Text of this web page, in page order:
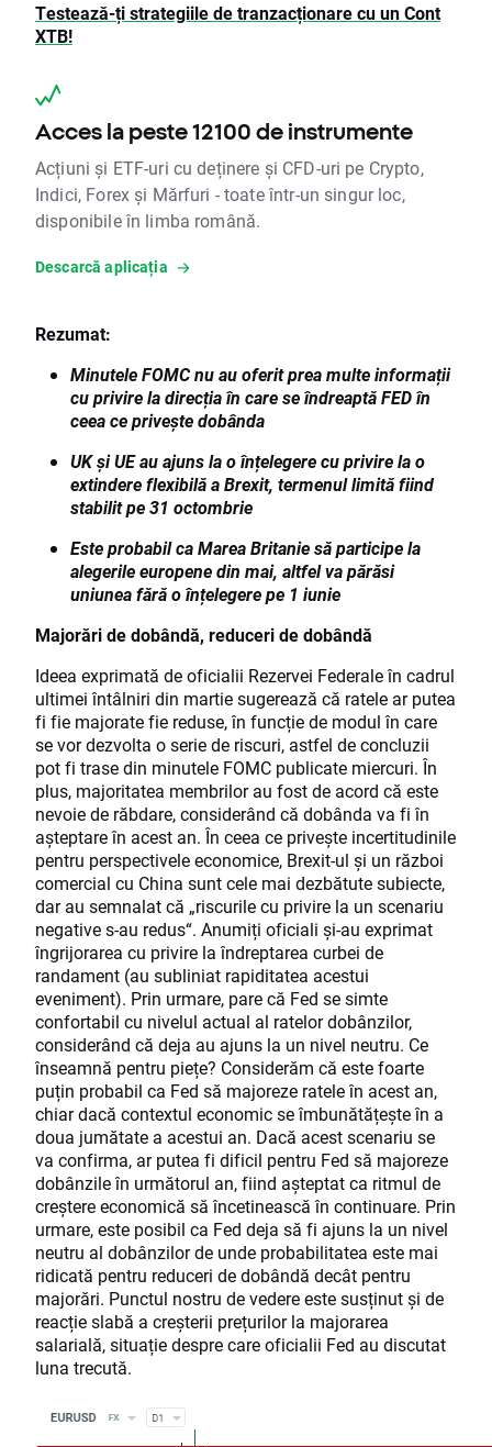
Testează-ți strategiile de tranzacționare cu un Cont
XTB!
Acces la peste 12100 de instrumente
Acțiuni și ETF-uri cu deținere și CFD-uri pe Crypto,
Indici, Forex și Mărfuri - toate într-un singur loc,
disponibile în limba română.
Descarcă aplicația
Rezumat:
Minutele FOMC nu au oferit prea multe informații
cu privire la direcția în care se îndreaptă FED în
ceea ce privește dobânda
UK și UE au ajuns la o înțelegere cu privire la o
extindere flexibilă a Brexit, termenul limită fiind
stabilit pe 31 octombrie
Este probabil ca Marea Britanie să participe la
alegerile europene din mai, altfel va părăsi
uniunea fără o înțelegere pe 1 iunie
Majorări de dobândă, reduceri de dobândă
Ideea exprimată de oficialii Rezervei Federale în cadrul
ultimei întâlniri din martie sugerează că ratele ar putea
fi fie majorate fie reduse, în funcție de modul în care
se vor dezvolta o serie de riscuri, astfel de concluzii
pot fi trase din minutele FOMC publicate miercuri. În
plus, majoritatea membrilor au fost de acord că este
nevoie de răbdare, considerând că dobânda va fi în
așteptare în acest an. În ceea ce privește incertitudinile
pentru perspectivele economice, Brexit-ul și un război
comercial cu China sunt cele mai dezbătute subiecte,
dar au semnalat că „riscurile cu privire la un scenariu
negative s-au redus“. Anumiți oficiali și-au exprimat
îngrijorarea cu privire la îndreptarea curbei de
randament (au subliniat rapiditatea acestui
eveniment). Prin urmare, pare că Fed se simte
confortabil cu nivelul actual al ratelor dobânzilor,
considerând că deja au ajuns la un nivel neutru. Ce
înseamnă pentru piețe? Considerăm că este foarte
puțin probabil ca Fed să majoreze ratele în acest an,
chiar dacă contextul economic se îmbunătățește în a
doua jumătate a acestui an. Dacă acest scenariu se
va confirma, ar putea fi dificil pentru Fed să majoreze
dobânzile în următorul an, fiind așteptat ca ritmul de
creștere economică să încetinească în continuare. Prin
urmare, este posibil ca Fed deja să fi ajuns la un nivel
neutru al dobânzilor de unde probabilitatea este mai
ridicată pentru reduceri de dobândă decât pentru
majorări. Punctul nostru de vedere este susținut și de
reacție slabă a creșterii prețurilor la majorarea
salarială, situație despre care oficialii Fed au discutat
luna trecută.